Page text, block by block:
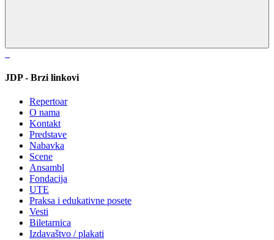
JDP - Brzi linkovi
Repertoar
O nama
Kontakt
Predstave
Nabavka
Scene
Ansambl
Fondacija
UTE
Praksa i edukativne posete
Vesti
Biletarnica
Izdavaštvo / plakati